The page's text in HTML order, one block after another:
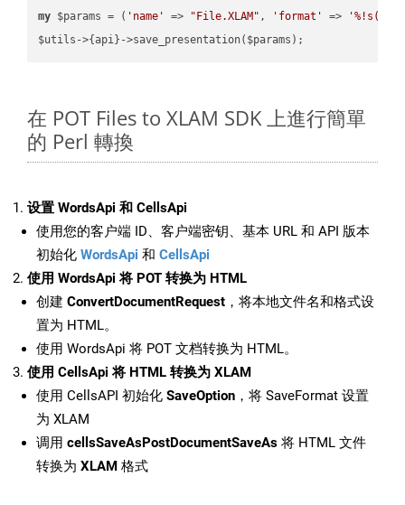
my $params = ( 'name' => "File.XLAM" , 'format' =>
在 POT Files to XLAM SDK 上進行簡單
的 Perl 轉換
设置 WordsApi 和 CellsApi
使用您的客户端 ID、客户端密钥、基本 URL 和 API 版本
初始化 WordsApi 和 CellsApi
使用 WordsApi 将 POT 转换为 HTML
创建 ConvertDocumentRequest ，将本地文件名和格式设
置为 HTML。
使用 WordsApi 将 POT 文档转换为 HTML。
使用 CellsApi 将 HTML 转换为 XLAM
使用 CellsAPI 初始化 SaveOption ，将 SaveFormat 设置
为 XLAM
调用 cellsSaveAsPostDocumentSaveAs 将 HTML 文件
转换为 XLAM 格式